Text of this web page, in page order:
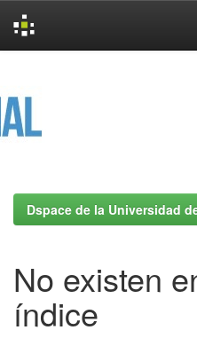
Dspace de la Universidad
No existen
índice